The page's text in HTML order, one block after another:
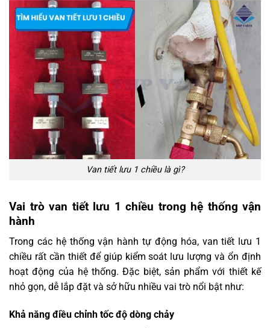
Van tiết lưu 1 chiều là gì?
Vai trò van tiết lưu 1 chiều trong hệ thống vận
hành
Trong các hệ thống vận hành tự động hóa, van tiết lưu 1
chiều rất cần thiết để giúp kiểm soát lưu lượng và ổn định
hoạt động của hệ thống. Đặc biệt, sản phẩm với thiết kế
nhỏ gọn, dễ lắp đặt và sở hữu nhiều vai trò nổi bật như:
Khả năng điều chỉnh tốc độ dòng chảy